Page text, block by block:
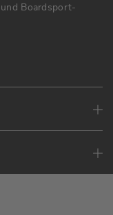
Boardsport-